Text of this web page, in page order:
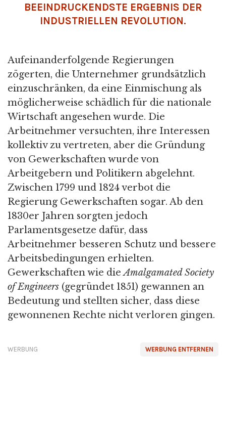
BEEINDRUCKENDSTE ERGEBNIS DER
INDUSTRIELLEN REVOLUTION.
Aufeinanderfolgende Regierungen
zögerten, die Unternehmer grundsätzlich
einzuschränken, da eine Einmischung als
möglicherweise schädlich für die nationale
Wirtschaft angesehen wurde. Die
Arbeitnehmer versuchten, ihre Interessen
kollektiv zu vertreten, aber die Gründung
von Gewerkschaften wurde von
Arbeitgebern und Politikern abgelehnt.
Zwischen 1799 und 1824 verbot die
Regierung Gewerkschaften sogar. Ab den
1830er Jahren sorgten jedoch
Parlamentsgesetze dafür, dass
Arbeitnehmer besseren Schutz und bessere
Arbeitsbedingungen erhielten.
Gewerkschaften wie dieAmalgamated Society
of Engineers (gegründet 1851) gewannen an
Bedeutung und stellten sicher, dass diese
gewonnenen Rechte nicht verloren gingen.
WERBUNG ENTFERNEN
WERBUNG